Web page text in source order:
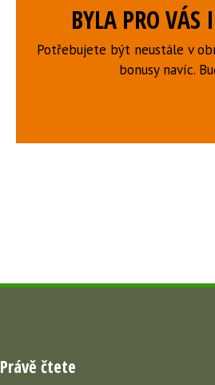
BYLA PRO VÁS
Potřebujete být neustále v
bonusy navíc.
Právě čtete